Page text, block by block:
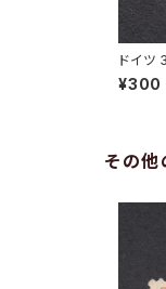
ドイツ
N
¥300
その